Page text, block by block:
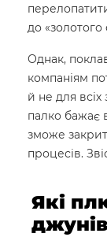
до «золотого
Однак,
компаніям
й не для
палко бажає
зможе
процесів.
Які